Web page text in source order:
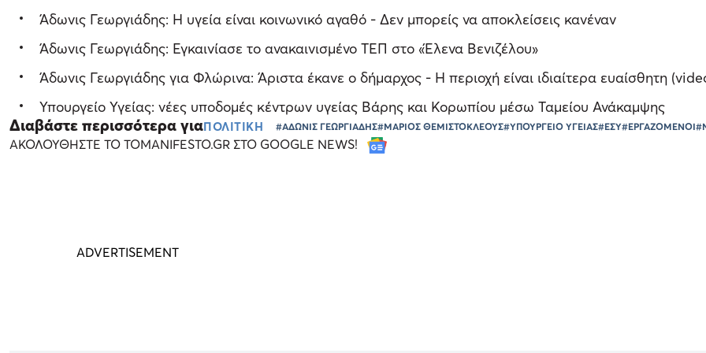
Άδωνις Γεωργιάδης: Η υγεία είναι κοινωνικό αγαθό - Δεν μπορείς να αποκλείσεις κανέναν
Άδωνις Γεωργιάδης: Εγκαινίασε το ανακαινισμένο ΤΕΠ στο «Έλενα Βενιζέλου»
Άδωνις Γεωργιάδης για Φλώρινα: Άριστα έκανε ο δήμαρχος - Η περιοχή είναι ιδιαίτερα ευαίσθητη
Υπουργείο Υγείας: νέες υποδομές κέντρων υγείας Βάρης και Κορωπίου μέσω Ταμείου Ανάκαμψης
Διαβάστε περισσότερα γιαΠΟΛΙΤΙΚΗ #ΑΔΩΝΙΣ ΓΕΩΡΓΙΑΔΗΣ#ΜΑΡΙΟΣ ΘΕΜΙΣΤΟΚΛΕΟΥΣ#ΥΠΟΥΡΓΕΙΟ ΥΓΕΙΑΣ#ΕΣΥ#ΕΡΓΑΖΟΜΕΝΟΙ
ΑΚΟΛΟΥΘΗΣΤΕ ΤΟ TOMANIFESTO.GR ΣΤΟ GOOGLE NEWS!